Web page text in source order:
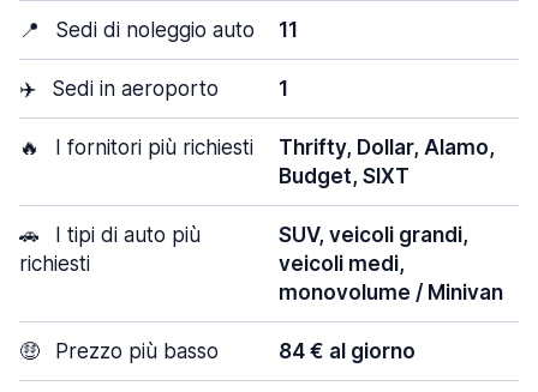
📍 Sedi di noleggio auto 11
✈️ Sedi in aeroporto 1
🔥 I fornitori più richiesti
Thrifty, Dollar, Alamo,
Budget, SIXT
🚗
I tipi di auto più
richiesti
SUV, veicoli grandi,
veicoli medi,
monovolume / Minivan
🤑 Prezzo più basso 84 € al giorno